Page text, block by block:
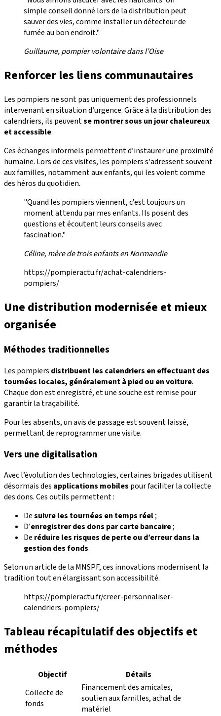
simple conseil donné lors de la distribution peut
sauver des vies, comme installer un détecteur de
fumée au bon endroit."
Guillaume, pompier volontaire dans l’Oise
Renforcer les liens communautaires
Les pompiers ne sont pas uniquement des professionnels
intervenant en situation d’urgence. Grâce à la distribution des
calendriers, ils peuventse montrer sous un jourchaleureux
et accessible.
Ces échanges informels permettent d’instaurer une proximité
humaine. Lors de ces visites, les pompiers s'adressent souvent
aux familles, notamment aux enfants, qui les voient comme
des héros du quotidien.
"Quand les pompiers viennent, c’est toujours un
moment attendu par mes enfants. Ils posent des
questions et écoutent leurs conseils avec
fascination."
Céline, mère de trois enfants en Normandie
https://pompieractu.fr/achat-calendriers-
pompiers/
Une distribution modernisée et mieux
organisée
Méthodes traditionnelles
Les pompiers distribuent les calendriers en effectuant des
tournées locales, généralement à pied ou en voiture.
Chaque don est enregistré, et une souche est remise pour
garantir la traçabilité.
Pour les absents, un avis de passage est souvent laissé,
permettant de reprogrammer une visite.
Vers une digitalisation
Avec l’évolution des technologies, certaines brigades utilisent
désormais des applications mobiles pour faciliter la collecte
des dons. Ces outils permettent :
Desuivre les tournées en temps réel;
D’enregistrer des dons par carte bancaire;
De réduire les risques de perte ou d’erreur dans la
gestion des fonds.
Selon un article de la MNSPF, ces innovations modernisent la
tradition tout en élargissant son accessibilité.
https://pompieractu.fr/creer-personnaliser-
calendriers-pompiers/
Tableau récapitulatif des objectifs et
méthodes
Objectif
Détails
Collecte de
fonds
Financement des amicales,
soutien aux familles, achat de
matériel